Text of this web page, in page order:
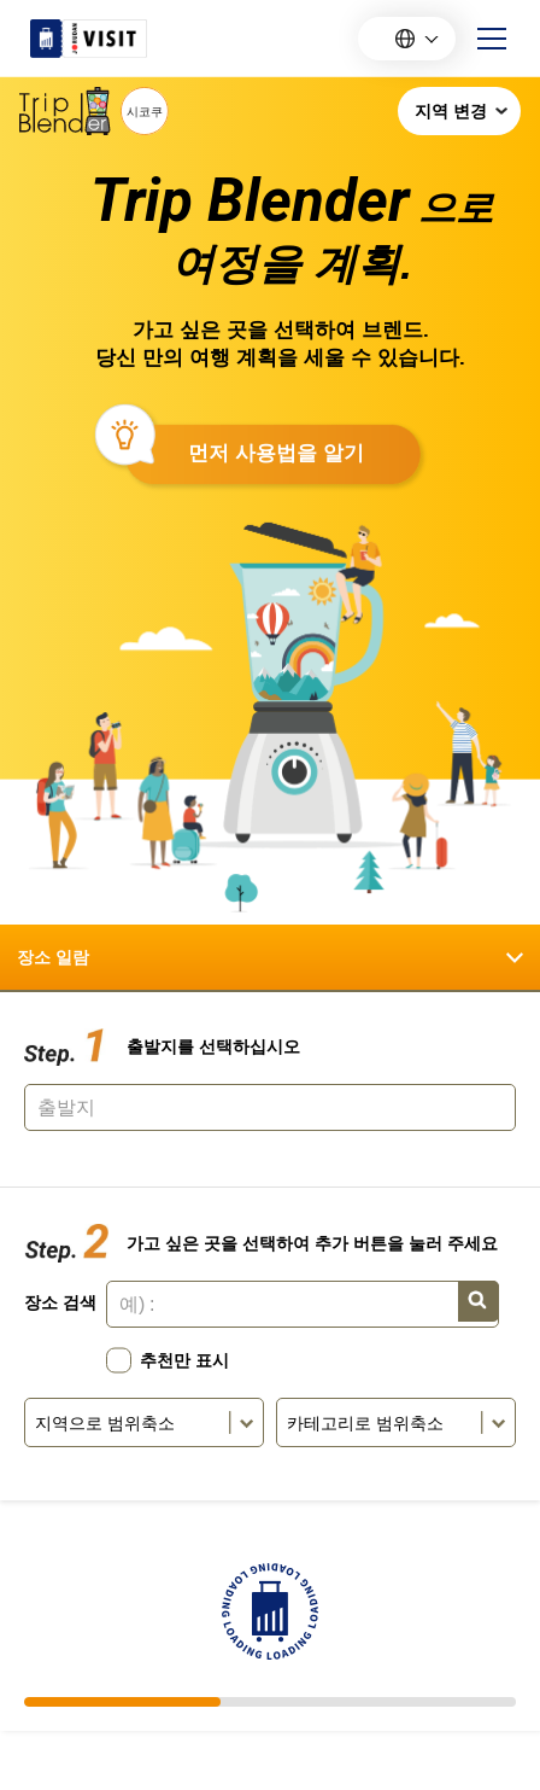
Trip Blender 으로
여정을 계획.
가고 싶은 곳을 선택하여 브렌드.
당신 만의 여행 계획을 세울 수 있습니다.
먼저 사용법을 알기
장소 일람
출발지를 선택하십시오
가고 싶은 곳을 선택하여 추가 버튼을 눌러 주세요
장소 검색
추천만 표시